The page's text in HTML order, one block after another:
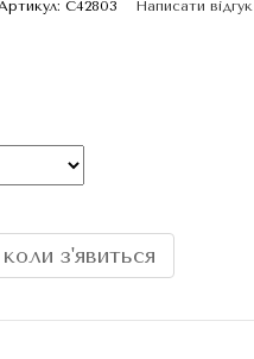
С42803 Написати відгук
з'явиться